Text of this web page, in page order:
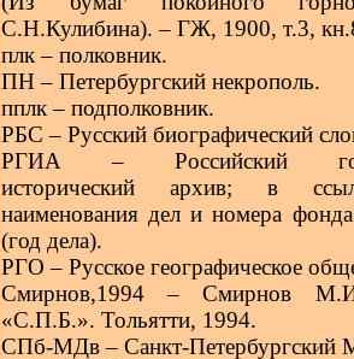
С.Н.Кулибина). – ГЖ, 1900, т.3,
плк – полковник.
ПН – Петербургский некрополь.
пплк – подполковник.
РБС – Русский биографический
РГИА – Российский
исторический архив; в
наименования дел и номера
(год дела).
РГО – Русское географическое
Смирнов,1994 – Смирнов
«С.П.Б.». Тольятти, 1994.
СПб-МДв – Санкт-Петербургский